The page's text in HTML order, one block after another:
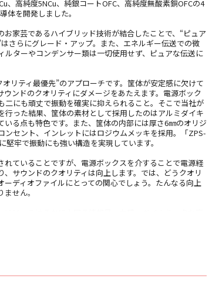
、高純度5NCu、純銀コートOFC、高純度無酸素銅OFCの4
体を開発しました。
家芸であるハイブリッド技術が結合したことで、“ピュア
さらにグレード・アップ。また、エネルギー伝送での微
ルターやコンデンサー類は一切使用せず、ピュアな伝送に
リティ最優先”のアプローチです。筐体が安定感に欠けて
ンドのクオリティにダメージをあたえます。電源ボック
二にも頑丈で振動を確実に抑えられること。そこで当社が
行った結果、筐体の素材として採用したのはアルミダイキ
いる点も特色です。また、筐体の内部には厚さ6㎜のオリジ
ンセント、インレットにはロジウムメッキを採用。「ZPS-
牢で振動にも強い構造を実現しています。
れていることですが、電源ボックスを介することで電源経
サウンドのクオリティは向上します。では、どうクオリ
ーディオファイルにとっての関心でしょう。たんなる向上
せん。
」をはるかに上回る情報量、力感、ダイナミックな高
に「ZPS-S6」の真価は、数々の傑出した特性が収斂し